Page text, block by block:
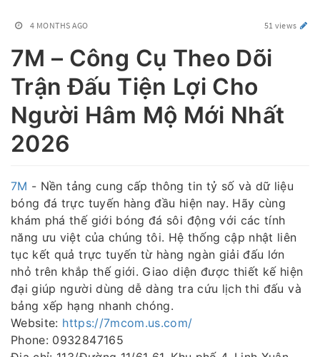
4 MONTHS AGO 51 views
7M – Công Cụ Theo Dõi
Trận Đấu Tiện Lợi Cho
Người Hâm Mộ Mới Nhất
2026
7M - Nền tảng cung cấp thông tin tỷ số và dữ liệu
bóng đá trực tuyến hàng đầu hiện nay. Hãy cùng
khám phá thế giới bóng đá sôi động với các tính
năng ưu việt của chúng tôi. Hệ thống cập nhật liên
tục kết quả trực tuyến từ hàng ngàn giải đấu lớn
nhỏ trên khắp thế giới. Giao diện được thiết kế hiện
đại giúp người dùng dễ dàng tra cứu lịch thi đấu và
bảng xếp hạng nhanh chóng.
Website: https://7mcom.us.com/
Phone: 0932847165